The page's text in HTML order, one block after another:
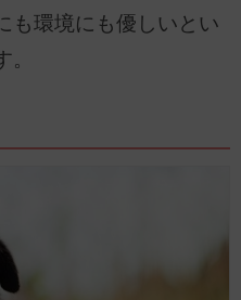
も環境にも優しいとい